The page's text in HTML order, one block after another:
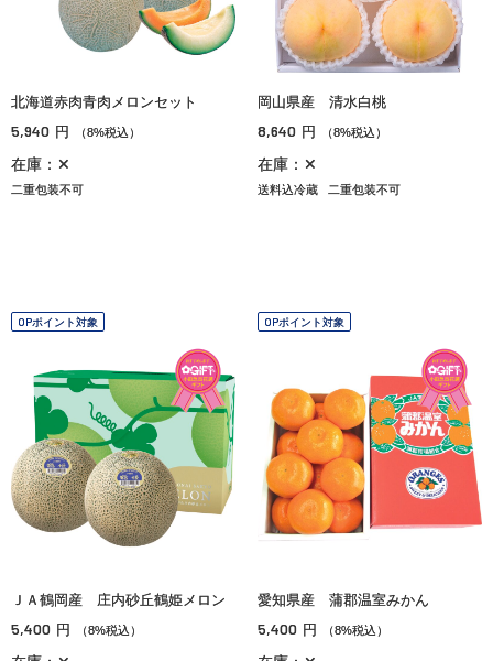
北海道赤肉青肉メロンセット
5,940 円 （8%税込）
在庫：✕
二重包装不可
岡山県産 清水白桃
8,640 円 （8%税込）
在庫：✕
送料込冷蔵 二重包装不可
OPポイント対象
ＪＡ鶴岡産 庄内砂丘鶴姫メロン
5,400 円 （8%税込）
OPポイント対象
愛知県産 蒲郡温室みかん
5,400 円 （8%税込）